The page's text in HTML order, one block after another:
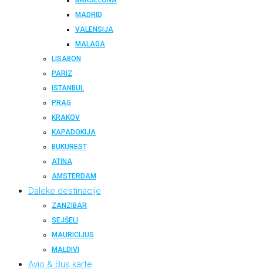
MADRID
VALENSIJA
MALAGA
LISABON
PARIZ
ISTANBUL
PRAG
KRAKOV
KAPADOKIJA
BUKUREST
ATINA
AMSTERDAM
Daleke destinacije
ZANZIBAR
SEJŠELI
MAURICIJUS
MALDIVI
Avio & Bus karte